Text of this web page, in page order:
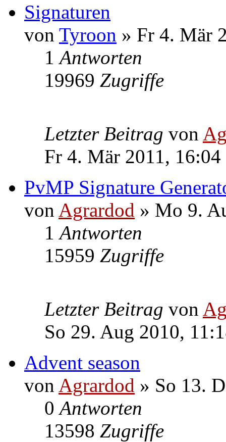
Signaturen
von Tyroon » Fr 4. Mär
1Antworten
19969 Zugriffe
Letzter Beitrag von
Fr 4. Mär 2011, 16:04
PvMP Signature
von Agrardod » Mo 9.
1Antworten
15959 Zugriffe
Letzter Beitrag von
So 29. Aug 2010,
Advent season
von Agrardod » So 13.
0Antworten
13598 Zugriffe